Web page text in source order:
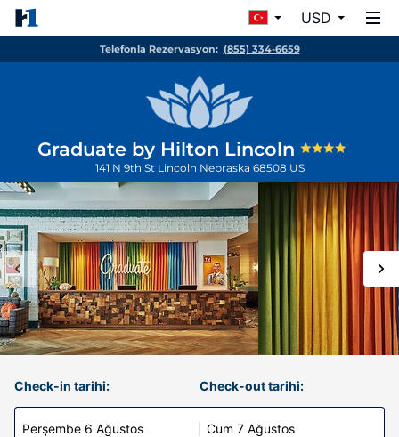
USD
Telefonla Rezervasyon: (855) 334-6659
Graduate by Hilton Lincoln
141 N 9th St Lincoln Nebraska 68508 US
Check-in tarihi:
Perşembe 6 Ağustos
Check-out tarihi:
Cum 7 Ağustos